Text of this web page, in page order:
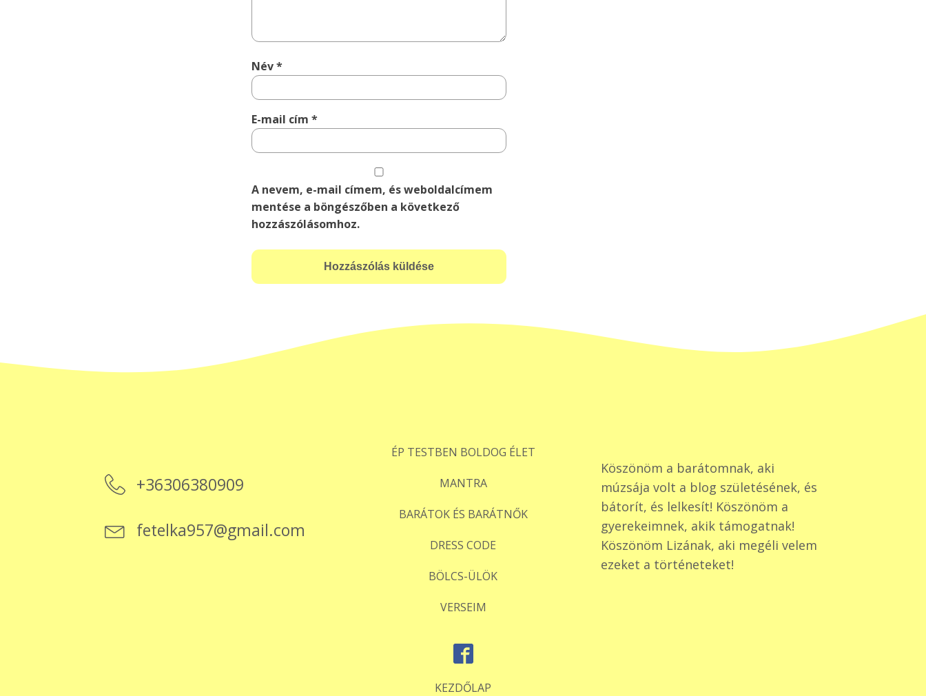
Név*
E-mail cím *
A nevem, e-mail címem, és weboldalcímem
mentése a böngészőben a következő
hozzászólásomhoz.
+36306380909
fetelka957@gmail.com
ÉP TESTBEN BOLDOG ÉLET
MANTRA
BARÁTOK ÉS BARÁTNŐK
DRESS CODE
BÖLCS-ÜLÖK
VERSEIM
Köszönöm a barátomnak, aki
múzsája volt a blog születésének, és
bátorít, és lelkesít! Köszönöm a
gyerekeimnek, akik támogatnak!
Köszönöm Lizának, aki megéli velem
ezeket a történeteket!
KEZDŐLAP